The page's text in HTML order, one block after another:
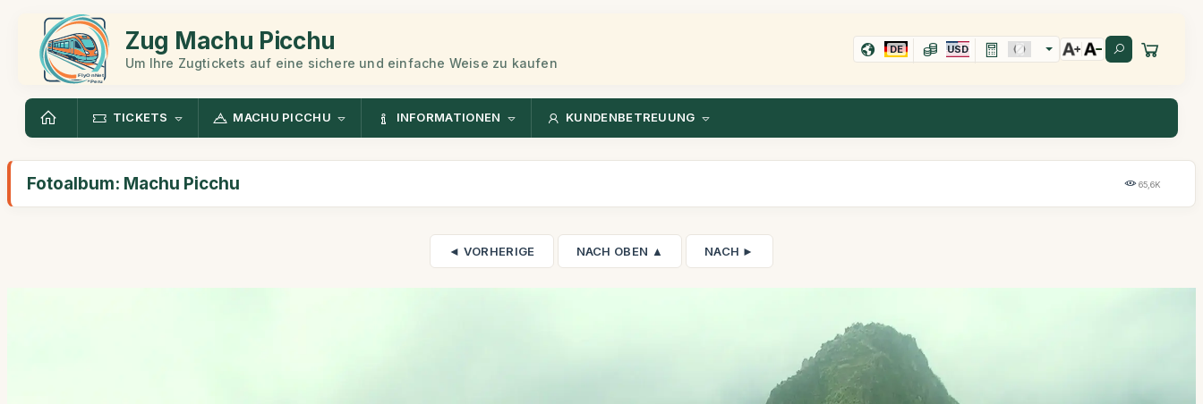
Zug Machu Picchu
Um Ihre Zugtickets auf eine sichere und einfache Weise zu kaufen
DE USD
TICKETS MACHU PICCHU INFORMATIONEN KUNDENBETREUUNG
Fotoalbum: Machu Picchu 65,6K
◄ VORHERIGE NACH OBEN ▲ NACH ►